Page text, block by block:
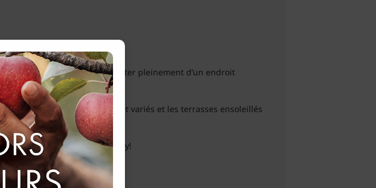
la plage nous permet de profiter pleinement d’un endroit
avec les stands colorés et variés et les terrasses ensoleillés
une glace…6 boules chantilly!